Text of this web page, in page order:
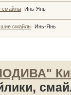
смайлы Инь-Янь
смайлы Инь-Янь